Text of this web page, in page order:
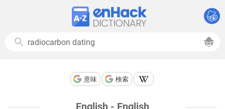
意味 検索
English - English